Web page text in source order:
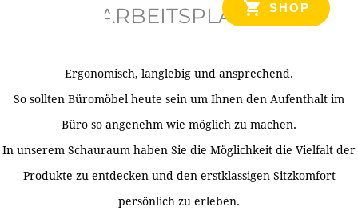
SHOP
ARBEITSPLATZ
Ergonomisch, langlebig und ansprechend.
So sollten Büromöbel heute sein um Ihnen den Aufenthalt im
Büro so angenehm wie möglich zu machen.
In unserem Schauraum haben Sie die Möglichkeit die Vielfalt der
Produkte zu entdecken und den erstklassigen Sitzkomfort
persönlich zu erleben.